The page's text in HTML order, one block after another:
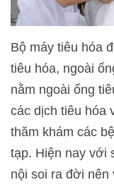
Bộ máy tiêu hóa
tiêu hóa, ngoài
nằm ngoài ống
các dịch tiêu hóa
thăm khám các
tạp. Hiện nay với
nội soi ra đời nên